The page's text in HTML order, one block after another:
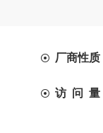
厂商性质
访 问 量